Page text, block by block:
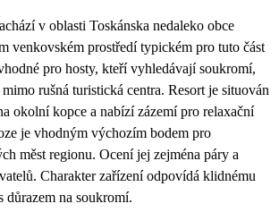
v oblasti Toskánska nedaleko obce
venkovském prostředí typickém pro tuto část
pro hosty, kteří vyhledávají soukromí,
rušná turistická centra. Resort je situován
okolní kopce a nabízí zázemí pro relaxační
je vhodným výchozím bodem pro
měst regionu. Ocení jej zejména páry a
Charakter zařízení odpovídá klidnému
důrazem na soukromí.